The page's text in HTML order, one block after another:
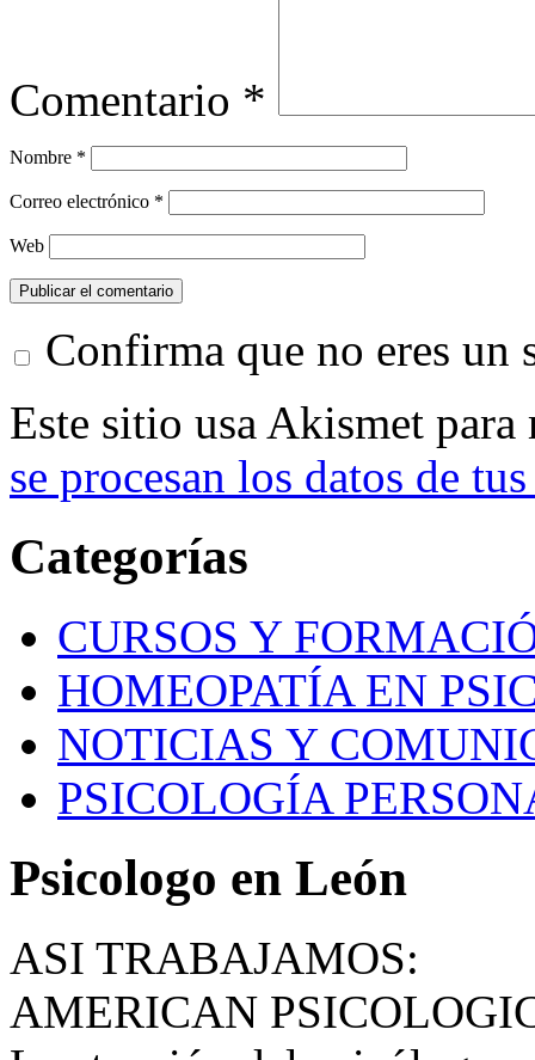
Comentario *
Nombre *
Correo electrónico *
Web
Confirma que no eres un
Este sitio usa Akismet
se procesan los datos de
Categorías
CURSOS Y
HOMEOPATÍA EN
NOTICIAS Y
PSICOLOGÍA
Psicologo en León
ASI TRABAJAMOS:
AMERICAN